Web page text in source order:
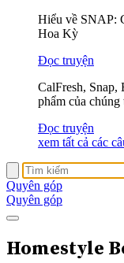
Hiểu về SNAP:
Hoa Kỳ
Đọc truyện
CalFresh, Snap,
phẩm của
Đọc truyện
xem tất cả các
Quyên góp
Quyên góp
Homestyle